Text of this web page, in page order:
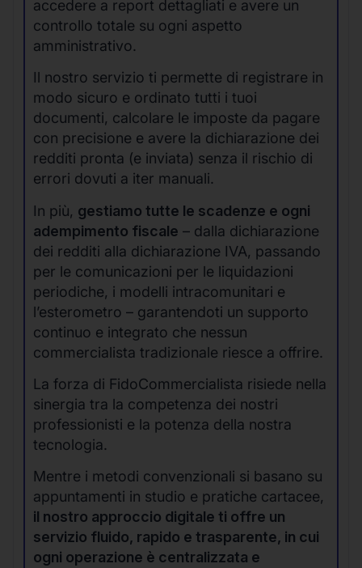
accedere a report dettagliati e avere un
controllo totale su ogni aspetto
amministrativo.
Il nostro servizio ti permette di registrare in
modo sicuro e ordinato tutti i tuoi
documenti, calcolare le imposte da pagare
con precisione e avere la dichiarazione dei
redditi pronta (e inviata) senza il rischio di
errori dovuti a iter manuali.
In più, gestiamo tutte le scadenze e ogni
adempimento fiscale – dalla dichiarazione
dei redditi alla dichiarazione IVA, passando
per le comunicazioni per le liquidazioni
periodiche, i modelli intracomunitari e
l’esterometro – garantendoti un supporto
continuo e integrato che nessun
commercialista tradizionale riesce a offrire.
La forza di FidoCommercialista risiede nella
sinergia tra la competenza dei nostri
professionisti e la potenza della nostra
tecnologia.
Mentre i metodi convenzionali si basano su
appuntamenti in studio e pratiche cartacee,
il nostro approccio digitale ti offre un
servizio fluido, rapido e trasparente, in cui
ogni operazione è centralizzata e